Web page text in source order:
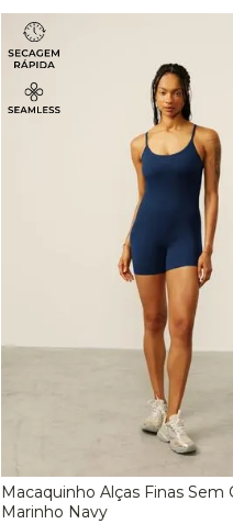
P
Macaquinho Alças Finas Sem
Marinho Navy